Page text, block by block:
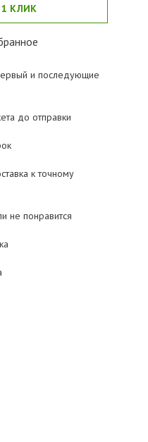
1 КЛИК
и последующие
до отправки
к точному
не понравится